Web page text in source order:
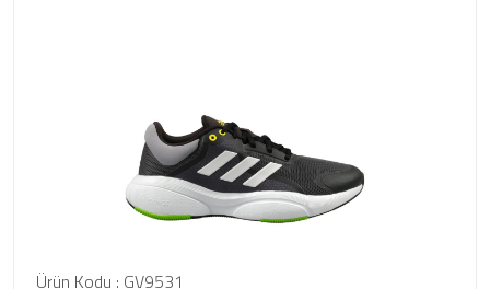
Ürün Kodu : GV9531